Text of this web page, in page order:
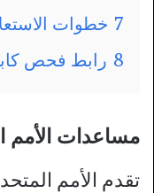
7 خطوات
8 رابط فحص
مساعدات
تقدم الأمم